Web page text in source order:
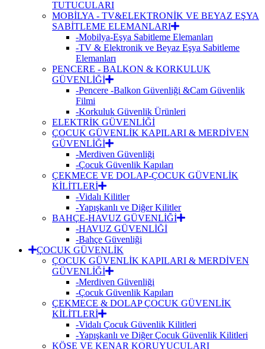
TUTUCULARI
MOBİLYA - TV&ELEKTRONİK VE BEYAZ EŞYA
SABİTLEME ELEMANLARI
-Mobilya-Eşya Sabitleme Elemanları
-TV & Elektronik ve Beyaz Eşya Sabitleme
Elemanları
PENCERE - BALKON & KORKULUK
GÜVENLİĞİ
-Pencere -Balkon Güvenliği &Cam Güvenlik
Filmi
-Korkuluk Güvenlik Ürünleri
ELEKTRİK GÜVENLİĞİ
ÇOCUK GÜVENLİK KAPILARI & MERDİVEN
GÜVENLİĞİ
-Merdiven Güvenliği
-Çocuk Güvenlik Kapıları
ÇEKMECE VE DOLAP-ÇOCUK GÜVENLİK
KİLİTLERİ
-Vidalı Kilitler
-Yapışkanlı ve Diğer Kilitler
BAHÇE-HAVUZ GÜVENLİĞİ
-HAVUZ GÜVENLİĞİ
-Bahçe Güvenliği
ÇOCUK GÜVENLİK
ÇOCUK GÜVENLİK KAPILARI & MERDİVEN
GÜVENLİĞİ
-Merdiven Güvenliği
-Çocuk Güvenlik Kapıları
ÇEKMECE & DOLAP ÇOCUK GÜVENLİK
KİLİTLERİ
-Vidalı Çocuk Güvenlik Kilitleri
-Yapışkanlı ve Diğer Çocuk Güvenlik Kilitleri
KÖŞE VE KENAR KORUYUCULARI